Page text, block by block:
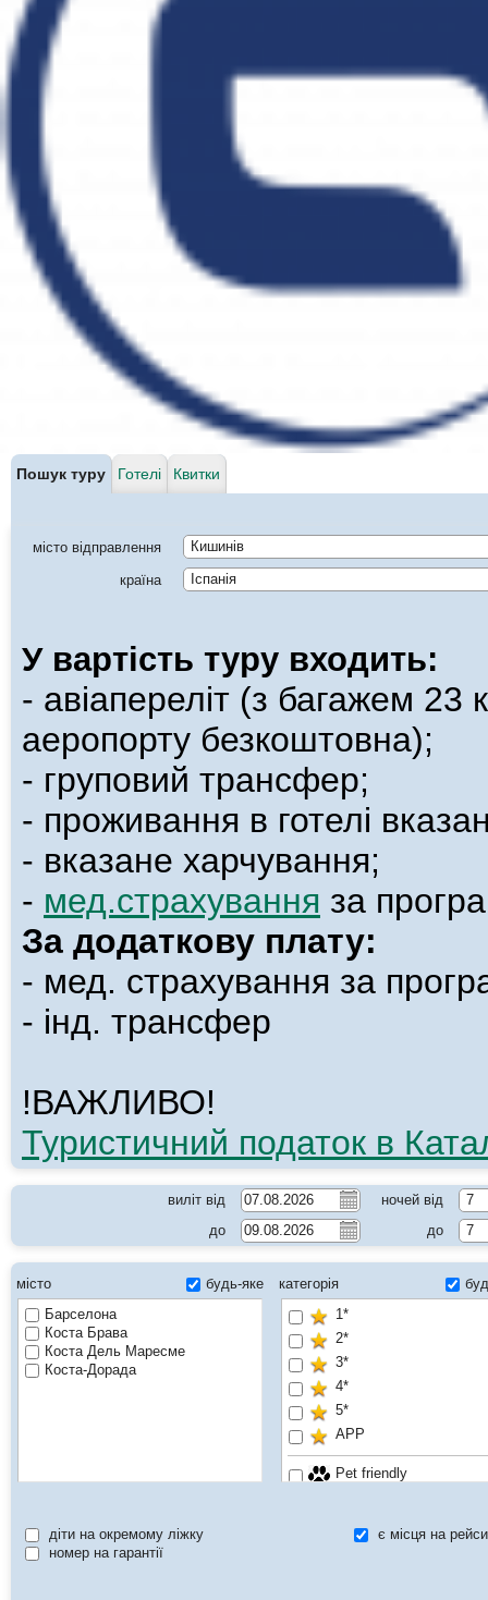
Пошук туру Готелі Квитки
місто відправлення
Кишинів
країна
Іспанія
У вартість туру входить:
- авіапереліт (з багажем 23
аеропорту безкоштовна);
- груповий трансфер;
- проживання в готелі
- вказане харчування;
- мед.страхування за
За додаткову плату:
- мед. страхування за
- інд. трансфер
!ВАЖЛИВО!
Туристичний податок в
виліт від ночей від
7
до
до 7
місто
будь-яке
Барселона
Коста Брава
Коста Дель Маресме
Коста-Дорада
категорія
1*
2*
3*
4*
5*
APP
Pet friendly
Молодіжний
діти на окремому ліжку
є місця на рейси
номер на гарантії